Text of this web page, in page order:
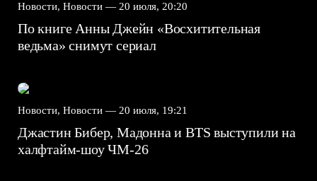
Новости, Новости — 20 июля, 20:20
По книге Анны Джейн «Восхитительная
ведьма» снимут сериал
Новости, Новости — 20 июля, 19:21
Джастин Бибер, Мадонна и BTS выступили на
халфтайм-шоу ЧМ-26